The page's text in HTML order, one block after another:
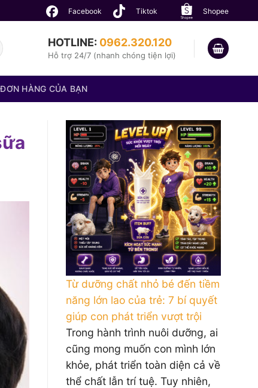
Facebook Tiktok Shopee
HOTLINE: 0962.320.120
Hỗ trợ 24/7 (nhanh chóng tiện lợi)
ĐƠN HÀNG CỦA BẠN
Từ dưỡng chất nhỏ bé đến tiềm
năng lớn lao của trẻ: 7 bí quyết
giúp con phát triển vượt trội
Trong hành trình nuôi dưỡng, ai
cũng mong muốn con mình lớn
khỏe, phát triển toàn diện cả về
thể chất lẫn trí tuệ. Tuy nhiên,